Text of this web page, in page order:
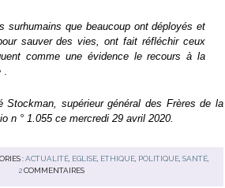
surhumains que beaucoup ont déployés et
sauver des vies, ont fait réfléchir ceux
comme une évidence le recours à la
.
Stockman, supérieur général des Frères de la
n ° 1.055 ce mercredi 29 avril 2020.
:ACTUALITÉ, EGLISE, ETHIQUE, POLITIQUE, SANTÉ,
2 COMMENTAIRES